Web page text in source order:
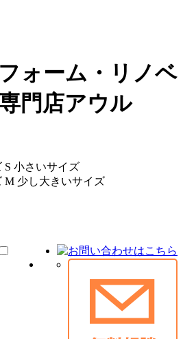
ォーム・リノベ
門店アウル